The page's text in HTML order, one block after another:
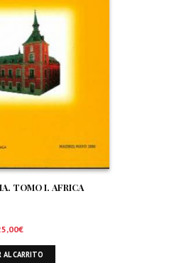
TOMO I. AFRICA
€
AL CARRITO